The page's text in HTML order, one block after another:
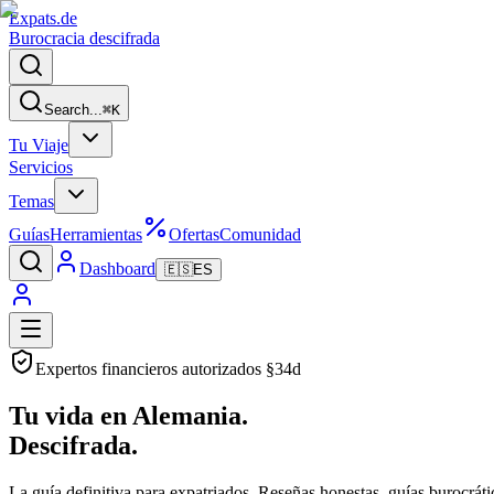
Expats.de
Burocracia descifrada
Search...⌘K
Tu Viaje
Servicios
Temas
GuíasHerramientas OfertasComunidad
Dashboard 🇪🇸ES
Expertos financieros autorizados §34d
Tu vida en Alemania.
Descifrada.